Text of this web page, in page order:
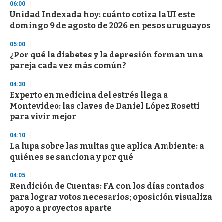
d
s
o
f
3
s
e
c
n
d
s
06:00
Unidad Indexada hoy: cuánto cotiza la UI este
domingo 9 de agosto de 2026 en pesos uruguayos
05:00
¿Por qué la diabetes y la depresión forman una
pareja cada vez más común?
04:30
Experto en medicina del estrés llega a
Montevideo: las claves de Daniel López Rosetti
para vivir mejor
04:10
La lupa sobre las multas que aplica Ambiente: a
quiénes se sanciona y por qué
04:05
Rendición de Cuentas: FA con los días contados
para lograr votos necesarios; oposición visualiza
apoyo a proyectos aparte